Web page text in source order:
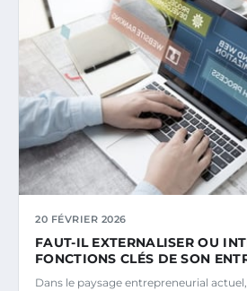
20 FÉVRIER 2026
FAUT-IL EXTERNALISER OU
FONCTIONS CLÉS DE SON
Dans le paysage entrepreneurial